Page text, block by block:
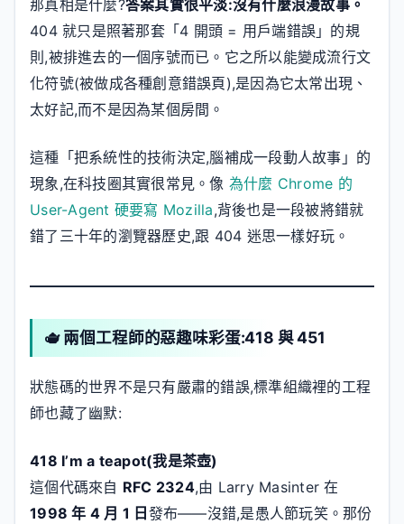
那真相是什麼?答案其實很平淡:沒有什麼浪漫故事。
404 就只是照著那套「4 開頭 = 用戶端錯誤」的規
則,被排進去的一個序號而已。它之所以能變成流行文
化符號(被做成各種創意錯誤頁),是因為它太常出現、
太好記,而不是因為某個房間。
這種「把系統性的技術決定,腦補成一段動人故事」的
現象,在科技圈其實很常見。像 為什麼 Chrome 的
User-Agent 硬要寫 Mozilla,背後也是一段被將錯就
錯了三十年的瀏覽器歷史,跟 404 迷思一樣好玩。
🫖 兩個工程師的惡趣味彩蛋:418 與 451
狀態碼的世界不是只有嚴肅的錯誤,標準組織裡的工程
師也藏了幽默:
418 I’m a teapot(我是茶壺)
這個代碼來自 RFC 2324,由 Larry Masinter 在
1998 年 4 月 1 日 發布——沒錯,是愚人節玩笑。那份